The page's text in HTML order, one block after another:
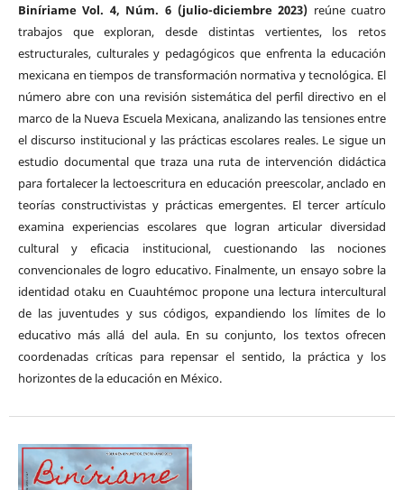
Biníriame Vol. 4, Núm. 6 (julio-diciembre 2023) reúne cuatro
trabajos que exploran, desde distintas vertientes, los retos
estructurales, culturales y pedagógicos que enfrenta la educación
mexicana en tiempos de transformación normativa y tecnológica. El
número abre con una revisión sistemática del perfil directivo en el
marco de la Nueva Escuela Mexicana, analizando las tensiones entre
el discurso institucional y las prácticas escolares reales. Le sigue un
estudio documental que traza una ruta de intervención didáctica
para fortalecer la lectoescritura en educación preescolar, anclado en
teorías constructivistas y prácticas emergentes. El tercer artículo
examina experiencias escolares que logran articular diversidad
cultural y eficacia institucional, cuestionando las nociones
convencionales de logro educativo. Finalmente, un ensayo sobre la
identidad otaku en Cuauhtémoc propone una lectura intercultural
de las juventudes y sus códigos, expandiendo los límites de lo
educativo más allá del aula. En su conjunto, los textos ofrecen
coordenadas críticas para repensar el sentido, la práctica y los
horizontes de la educación en México.